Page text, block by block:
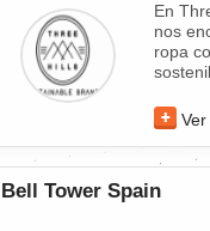
En
nos
ropa
Bell Tower Spain